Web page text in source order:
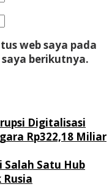
web saya pada
berikutnya.
Digitalisasi
Rp322,18 Miliar
Salah Satu Hub